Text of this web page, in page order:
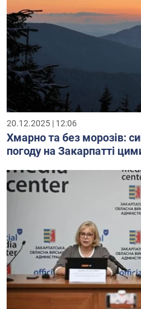
20.12.2025 | 12:06
Хмарно та без морозів:
погоду на Закарпатті